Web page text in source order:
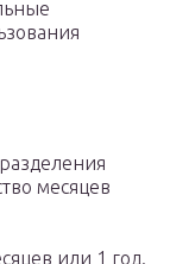
месяцев
или 1 год.